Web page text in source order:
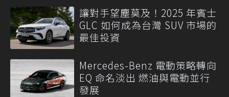
讓對手望塵莫及！2025 年賓士
GLC 如何成為台灣 SUV 市場的
最佳投資
Mercedes-Benz 電動策略轉向
EQ 命名淡出 燃油與電動並行
發展